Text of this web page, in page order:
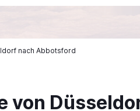
nach Abbotsford
von